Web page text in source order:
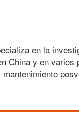
en la
China y en